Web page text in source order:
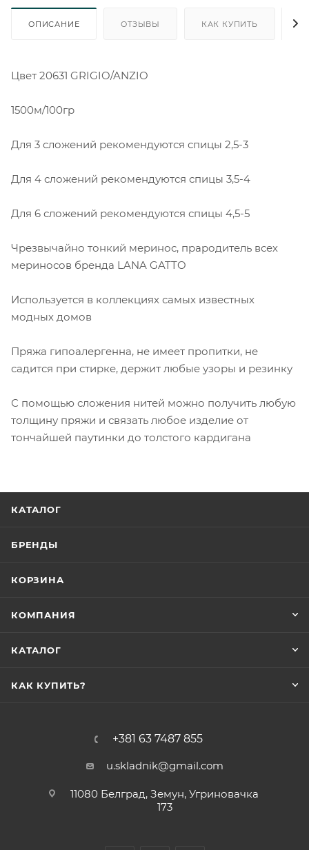
ОПИСАНИЕ ОТЗЫВЫ КАК КУПИТЬ
Цвет 20631 GRIGIO/ANZIO
1500м/100гр
Для 3 сложений рекомендуются спицы 2,5-3
Для 4 сложений рекомендуются спицы 3,5-4
Для 6 сложений рекомендуются спицы 4,5-5
Чрезвычайно тонкий меринос, прародитель всех
мериносов бренда LANA GATTO
Используется в коллекциях самых известных
модных домов
Пряжа гипоалергенна, не имеет пропитки, не
садится при стирке, держит любые узоры и резинку
С помощью сложения нитей можно получить любую
толщину пряжи и связать любое изделие от
тончайшей паутинки до толстого кардигана
КАТАЛОГ
БРЕНДЫ
КОРЗИНА
КОМПАНИЯ
КАТАЛОГ
КАК КУПИТЬ?
+381 63 7487 855
u.skladnik@gmail.com
11080 Белград, Земун, Угриновачка
173